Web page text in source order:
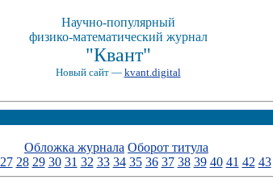
Научно-популярный
физико-математический журнал
"Квант"
Новый сайт — kvant.digital
Обложка журнала Оборот титула
27 28 29 30 31 32 33 34 35 36 37 38 39 40 41 42 43